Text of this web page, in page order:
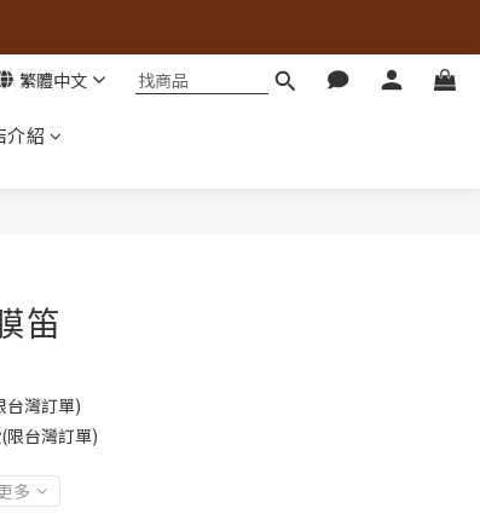
繁體中文
介紹
笛
台灣訂單)
限台灣訂單)
多